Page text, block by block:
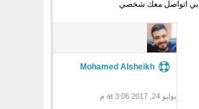
ابي اتواصل معك شخصي
Mohamed Alsheikh
يوليو 24, 2017 at 3:06 م